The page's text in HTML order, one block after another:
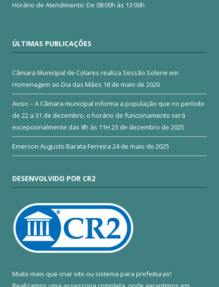
Horário de Atendimento: De 08:00h às 13:00h
ÚLTIMAS PUBLICAÇÕES
Câmara Municipal de Colares realiza Sessão Solene em
Homenagem ao Dia das Mães 18 de maio de 2026
Aviso – A Câmara municipal informa a população que no período
de 22 a 31 de dezembro, o horário de funcionamento será
excepcionalmente das 8h às 11H 23 de dezembro de 2025
Emerson Augusto Barata Ferreira 24 de maio de 2025
DESENVOLVIDO POR CR2
Muito mais que criar site ou sistema para prefeituras!